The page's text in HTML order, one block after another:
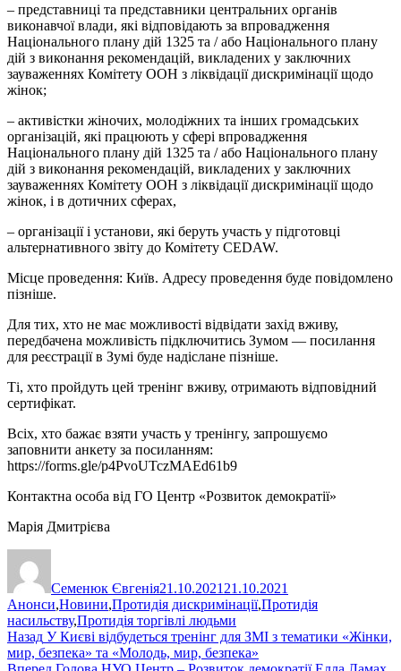
– представниці та представники центральних органів
виконавчої влади, які відповідають за впровадження
Національного плану дій 1325 та / або Національного плану
дій з виконання рекомендацій, викладених у заключних
зауваженнях Комітету ООН з ліквідації дискримінації щодо
жінок;
– активістки жіночих, молодіжних та інших громадських
організацій, які працюють у сфері впровадження
Національного плану дій 1325 та / або Національного плану
дій з виконання рекомендацій, викладених у заключних
зауваженнях Комітету ООН з ліквідації дискримінації щодо
жінок, і в дотичних сферах,
– організації і установи, які беруть участь у підготовці
альтернативного звіту до Комітету CEDAW.
Місце проведення: Київ. Адресу проведення буде повідомлено
пізніше.
Для тих, хто не має можливості відвідати захід вживу,
передбачена можливість підключитись Зумом — посилання
для реєстрації в Зумі буде надіслане пізніше.
Ті, хто пройдуть цей тренінг вживу, отримають відповідний
сертифікат.
Всіх, хто бажає взяти участь у тренінгу, запрошуємо
заповнити анкету за посиланням:
https://forms.gle/p4PvoUTczMAEd61b9
Контактна особа від ГО Центр «Розвиток демократії»
Марія Дмитрієва
Семенюк Євгенія21.10.2021 21.10.2021
Анонси,Новини,Протидія дискримінації,Протидія
насильству,Протидія торгівлі людьми
Навігація
записів
Назад Попередній
запис:
У Києві відбудеться тренінг для ЗМІ з тематики «Жінки,
мир, безпека» та «Молодь, мир, безпека»
Наступний